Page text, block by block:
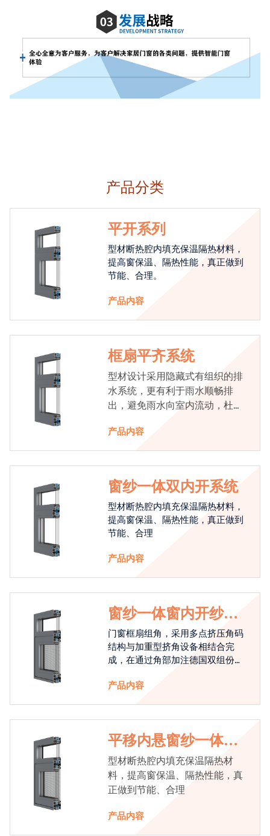
产品分类
平开系列
型材断热腔内填充保温隔热材料，
提高窗保温、隔热性能，真正做到
节能、合理。
产品内容
框扇平齐系统
型材设计采用隐藏式有组织的排
水系统，更有利于雨水顺畅排
出，避免雨水向室内流动，杜绝
产品内容
窗纱一体双内开系统
型材断热腔内填充保温隔热材料，
提高窗保温、隔热性能，真正做到
节能、合理
产品内容
窗纱一体窗内开纱外
开系统
门窗框扇组角，采用多点挤压角码
结构与加重型挤角设备相结合完
成，在通过角部加注德国双组份胶
强度，促使窗使用寿命提升5-10
产品内容
平移内悬窗纱一体系
统
型材断热腔内填充保温隔热材
料，提高窗保温、隔热性能，真
正做到节能、合理
产品内容